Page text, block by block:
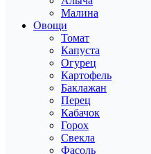
Малина
Овощи
Томат
Капуста
Огурец
Картофель
Баклажан
Перец
Кабачок
Горох
Свекла
Фасоль